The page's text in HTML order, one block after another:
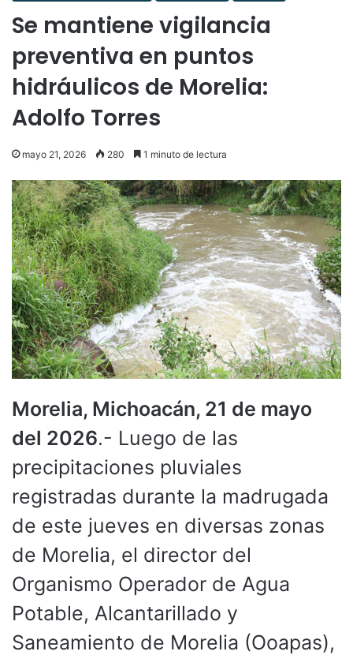
Se mantiene vigilancia
preventiva en puntos
hidráulicos de Morelia:
Adolfo Torres
mayo 21, 2026 280 1 minuto de lectura
Morelia, Michoacán, 21 de mayo
del 2026.- Luego de las
precipitaciones pluviales
registradas durante la madrugada
de este jueves en diversas zonas
de Morelia, el director del
Organismo Operador de Agua
Potable, Alcantarillado y
Saneamiento de Morelia (Ooapas),